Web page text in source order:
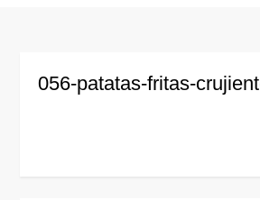
056-patatas-fritas-